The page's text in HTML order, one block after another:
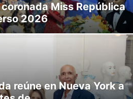
CURIOSIDADES DEPORTES
EMPRENDIMIENTO ENTRETENIMIENTO
MARKETING MEDIO AMBIENTE
TURISMO VEHICULOS
VIRALES
Miss República
2026
reúne en Nueva York a